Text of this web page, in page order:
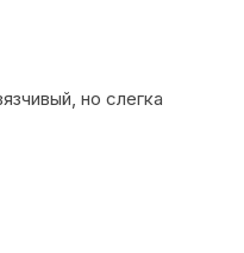
но слегка